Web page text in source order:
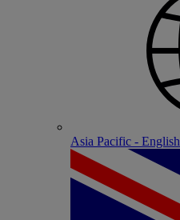
Asia Pacific - English